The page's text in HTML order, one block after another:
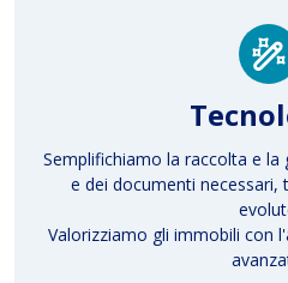
Semplifichiamo la raccolta e
e dei documenti necessari,
Valorizziamo gli immobili con